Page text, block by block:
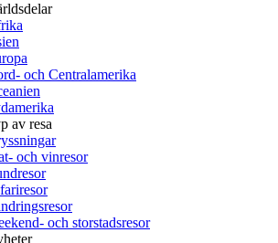
och Centralamerika
av resa
och vinresor
och storstadsresor